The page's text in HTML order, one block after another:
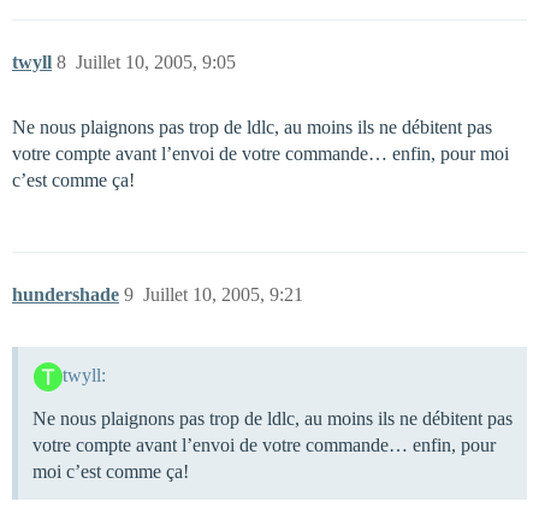
twyll Juillet 10, 2005, 9:05
8
Ne nous plaignons pas trop de ldlc, au moins ils ne débitent pas
votre compte avant l’envoi de votre commande… enfin, pour moi
c’est comme ça!
hundershade Juillet 10, 2005, 9:21
9
twyll:
Ne nous plaignons pas trop de ldlc, au moins ils ne débitent pas
votre compte avant l’envoi de votre commande… enfin, pour
moi c’est comme ça!